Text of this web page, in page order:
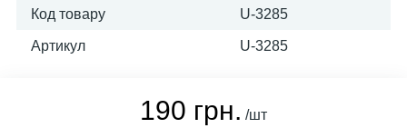
Код товару U-3285
Артикул U-3285
190 грн. /шт